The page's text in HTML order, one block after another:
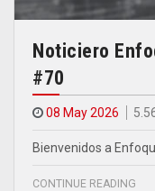
Noticiero
#70
08 May 2026
Bienvenidos a
CONTINUE READING